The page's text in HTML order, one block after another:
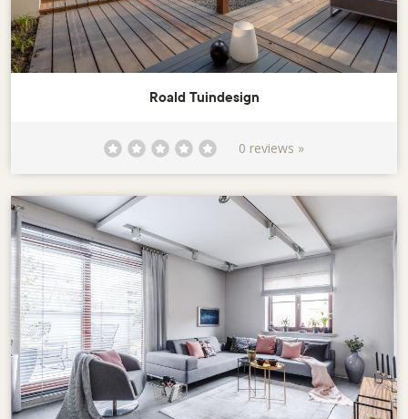
Roald Tuindesign
0 reviews »